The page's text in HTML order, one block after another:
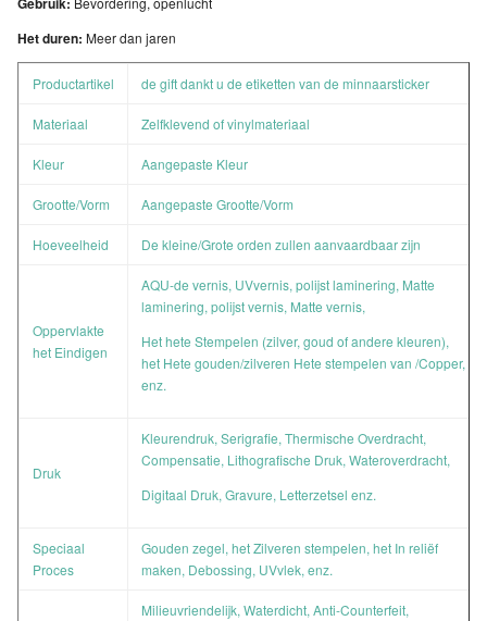
Het duren: Meer dan jaren
Productartikel de gift dankt u de etiketten van de minnaarsticker
Materiaal Zelfklevend of vinylmateriaal
Kleur Aangepaste Kleur
Grootte/Vorm Aangepaste Grootte/Vorm
Hoeveelheid De kleine/Grote orden zullen aanvaardbaar zijn
Oppervlakte
het Eindigen
AQU-de vernis, UVvernis, polijst laminering, Matte
laminering, polijst vernis, Matte vernis,
Het hete Stempelen (zilver, goud of andere kleuren),
het Hete gouden/zilveren Hete stempelen van /Copper,
enz.
Druk
Kleurendruk, Serigrafie, Thermische Overdracht,
Compensatie, Lithografische Druk, Wateroverdracht,
Digitaal Druk, Gravure, Letterzetsel enz.
Speciaal
Proces
Gouden zegel, het Zilveren stempelen, het In reliëf
maken, Debossing, UVvlek, enz.
Milieuvriendelijk, Waterdicht, Anti-Counterfeit,